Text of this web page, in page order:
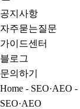
공지사항
자주묻는질문
가이드센터
블로그
문의하기
Home - SEO·AEO -
SEO·AEO